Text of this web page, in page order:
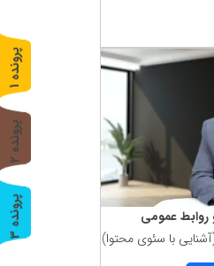
روابط عمومی
با سئوی محتوا)
پ
ر
و
ن
د
ه
1
پ
ر
و
ن
د
ه
2
پ
ر
و
ن
د
ه
3